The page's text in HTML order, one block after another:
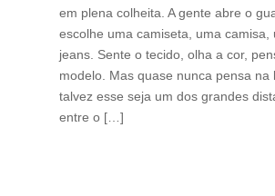
em plena colheita. A gente abre o
escolhe uma camiseta, uma camisa,
jeans. Sente o tecido, olha a cor,
modelo. Mas quase nunca pensa na
talvez esse seja um dos grandes
entre o […]